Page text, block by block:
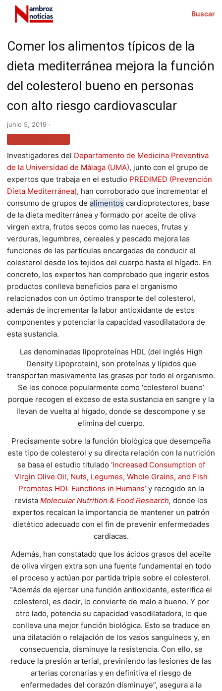
Buscar
Comer los alimentos típicos de la
dieta mediterránea mejora la función
del colesterol bueno en personas
con alto riesgo cardiovascular
junio 5, 2019 ·
Investigadores del Departamento de Medicina Preventiva
de la Universidad de Málaga (UMA), junto con el grupo de
expertos que trabaja en el estudio PREDIMED (Prevención
Dieta Mediterránea), han corroborado que incrementar el
consumo de grupos de alimentos cardioprotectores, base
de la dieta mediterránea y formado por aceite de oliva
virgen extra, frutos secos como las nueces, frutas y
verduras, legumbres, cereales y pescado mejora las
funciones de las partículas encargadas de conducir el
colesterol desde los tejidos del cuerpo hasta el hígado. En
concreto, los expertos han comprobado que ingerir estos
productos conlleva beneficios para el organismo
relacionados con un óptimo transporte del colesterol,
además de incrementar la labor antioxidante de estos
componentes y potenciar la capacidad vasodilatadora de
esta sustancia.
Las denominadas lipoproteínas HDL (del inglés High
Density Lipoprotein), son proteínas y lípidos que
transportan masivamente las grasas por todo el organismo.
Se les conoce popularmente como ‘colesterol bueno’
porque recogen el exceso de esta sustancia en sangre y la
llevan de vuelta al hígado, donde se descompone y se
elimina del cuerpo.
Precisamente sobre la función biológica que desempeña
este tipo de colesterol y su directa relación con la nutrición
se basa el estudio titulado ‘Increased Consumption of
Virgin Olive Oil, Nuts, Legumes, Whole Grains, and Fish
Promotes HDL Functions in Humans’y recogido en la
revista Molecular Nutrition & Food Research, donde los
expertos recalcan la importancia de mantener un patrón
dietético adecuado con el fin de prevenir enfermedades
cardiacas.
Además, han constatado que los ácidos grasos del aceite
de oliva virgen extra son una fuente fundamental en todo
el proceso y actúan por partida triple sobre el colesterol.
“Además de ejercer una función antioxidante, esterifica el
colesterol, es decir, lo convierte de malo a bueno. Y por
otro lado, potencia su capacidad vasodilatadora, lo que
conlleva una mejor función biológica. Esto se traduce en
una dilatación o relajación de los vasos sanguíneos y, en
consecuencia, disminuye la resistencia. Con ello, se
reduce la presión arterial, previniendo las lesiones de las
arterias coronarias y en definitiva el riesgo de
enfermedades del corazón disminuye”, asegura a la